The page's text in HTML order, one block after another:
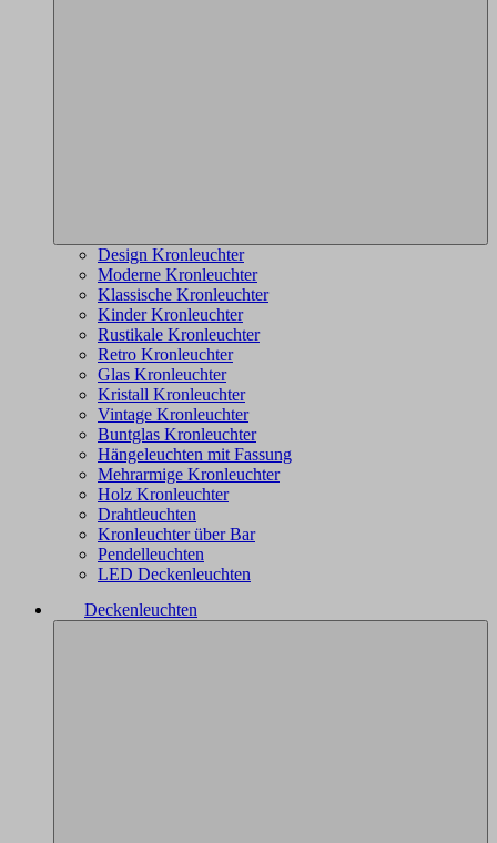
Design Kronleuchter
Moderne Kronleuchter
Klassische Kronleuchter
Kinder Kronleuchter
Rustikale Kronleuchter
Retro Kronleuchter
Glas Kronleuchter
Kristall Kronleuchter
Vintage Kronleuchter
Buntglas Kronleuchter
Hängeleuchten mit Fassung
Mehrarmige Kronleuchter
Holz Kronleuchter
Drahtleuchten
Kronleuchter über Bar
Pendelleuchten
LED Deckenleuchten
Deckenleuchten